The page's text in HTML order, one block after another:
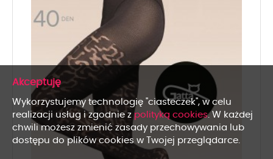
x
Wykorzystujemy technologię "ciasteczek", w celu
realizacji usług i zgodnie zpolityką cookies. W każdej
chwili możesz zmienić zasady przechowywania lub
dostępu do plików cookies w Twojej przeglądarce.